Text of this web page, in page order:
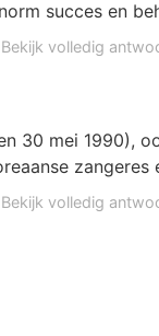
succes en
Bekijk volledig
30 mei 1990),
zangeres
Bekijk volledig